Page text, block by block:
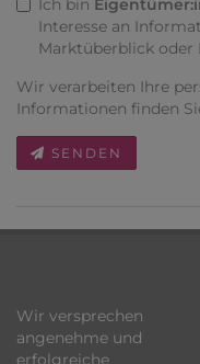
Ich bin
Interesse an
Marktüberblick oder
Wir verarbeiten Ihre
Informationen finden
SENDEN
Wir versprechen
angenehme und
erfolgreiche